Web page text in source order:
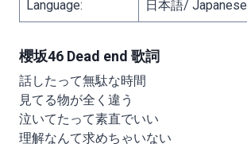
Language: 日本語/ Japanese
櫻坂46 Dead end 歌詞
話したって無駄な時間
見てる物が全く違う
泣いてたって素直でいい
理解なんて求めちゃいない